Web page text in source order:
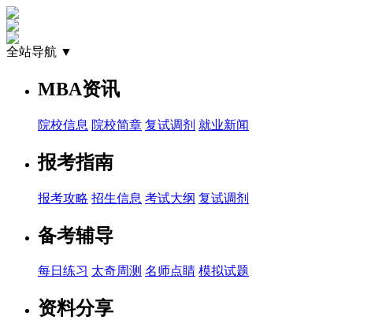
全站导航 ▼
MBA资讯
院校信息 院校简章 复试调剂 就业新闻
报考指南
报考攻略 招生信息 考试大纲 复试调剂
备考辅导
每日练习 太奇周测 名师点睛 模拟试题
资料分享